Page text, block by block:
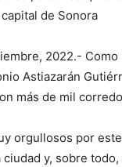
de Sonora
2022.-
Astiazarán
más de mil
orgullosos por
y, sobre